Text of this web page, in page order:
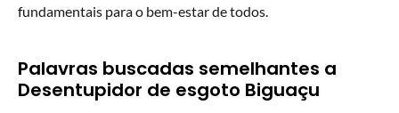
fundamentais para o bem-estar de todos.
Palavras buscadas semelhantes a
Desentupidor de esgoto Biguaçu